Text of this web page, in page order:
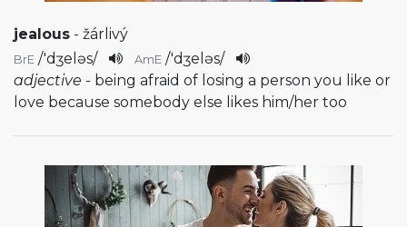
jealous - žárlivý
BrE /'dʒeləs/ AmE /'dʒeləs/
adjective - being afraid of losing a person you like or
love because somebody else likes him/her too